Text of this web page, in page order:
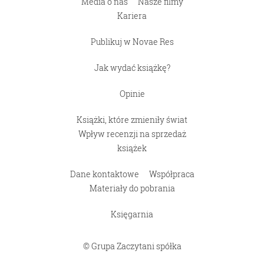
Kariera
Publikuj w Novae Res
Jak wydać książkę?
Opinie
Książki, które zmieniły świat
Wpływ recenzji na sprzedaż
książek
Dane kontaktowe
Współpraca
Materiały do pobrania
Księgarnia
© Grupa Zaczytani spółka